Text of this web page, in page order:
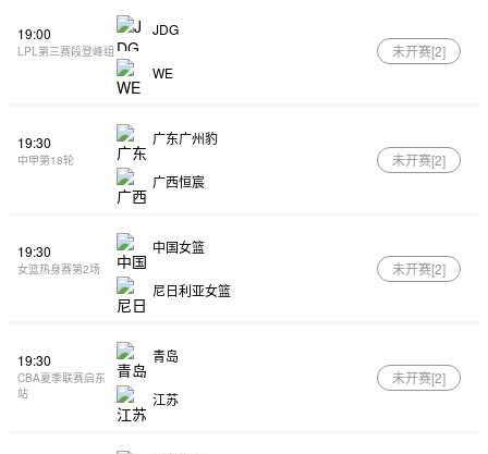
19:00
LPL第三赛段登峰组
JDG
WE
未开赛[2]
19:30
中甲第18轮
广东广州豹
广西恒宸
未开赛[2]
19:30
女篮热身赛第2场
中国女篮
尼日利亚女篮
未开赛[2]
19:30
CBA夏季联赛启东
站
青岛
江苏
未开赛[2]